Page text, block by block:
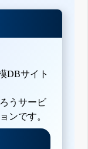
DBサイト
うサービ
ンです。